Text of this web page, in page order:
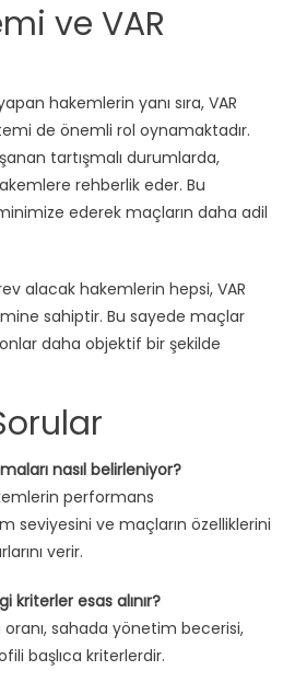
ve VAR
hakemlerin yanı sıra, VAR
de önemli rol oynamaktadır.
tartışmalı durumlarda,
rehberlik eder. Bu
ederek maçların daha adil
alacak hakemlerin hepsi, VAR
sahiptir. Bu sayede maçlar
daha objektif bir şekilde
nasıl belirleniyor?
performans
seviyesini ve maçların özelliklerini
verir.
kriterler esas alınır?
sahada yönetim becerisi,
başlıca kriterlerdir.